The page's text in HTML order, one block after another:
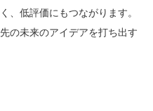
、低評価にもつながります。
の未来のアイデアを打ち出す